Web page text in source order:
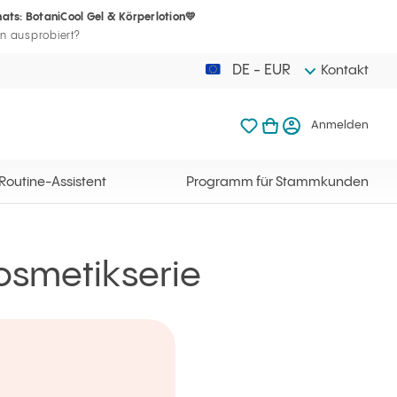
BotaniCool Gel & Körperlotion💛
ausprobiert?
DE - EUR Kontakt
meine Favoriten
Ihr Warenkorb ist
mein Warenkorb
Anmelden
Routine-Assistent Programm für Stammkunden